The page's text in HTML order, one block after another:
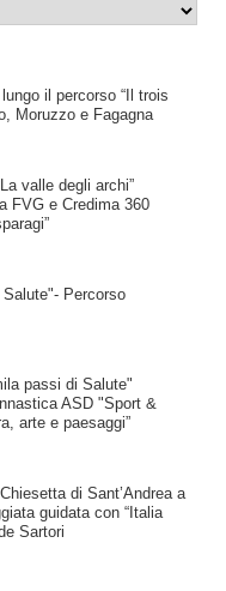
il percorso “Il trois
Moruzzo e Fagagna
valle degli archi”
FVG e Credima 360
Percorso
passi di Salute"
ASD "Sport &
arte e paesaggi”
di Sant’Andrea a
guidata con “Italia
Sartori